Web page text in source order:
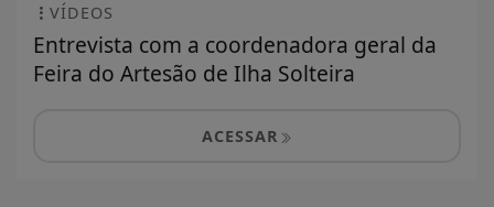
VÍDEOS
Entrevista com a coordenadora geral da
Feira do Artesão de Ilha Solteira
ACESSAR